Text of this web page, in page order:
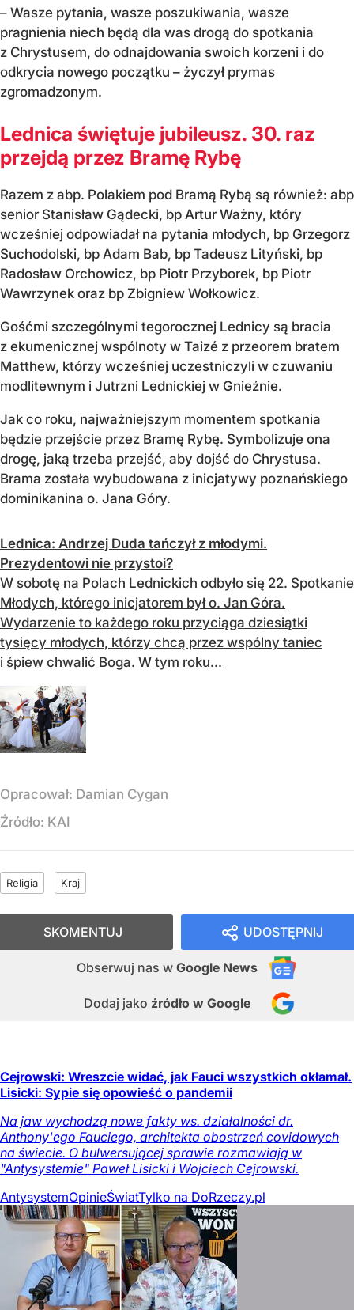
– Wasze pytania, wasze poszukiwania, wasze
pragnienia niech będą dla was drogą do spotkania
z Chrystusem, do odnajdowania swoich korzeni i do
odkrycia nowego początku – życzył prymas
zgromadzonym.
Lednica świętuje jubileusz. 30. raz
przejdą przez Bramę Rybę
Razem z abp. Polakiem pod Bramą Rybą są również: abp
senior Stanisław Gądecki, bp Artur Ważny, który
wcześniej odpowiadał na pytania młodych, bp Grzegorz
Suchodolski, bp Adam Bab, bp Tadeusz Lityński, bp
Radosław Orchowicz, bp Piotr Przyborek, bp Piotr
Wawrzynek oraz bp Zbigniew Wołkowicz.
Gośćmi szczególnymi tegorocznej Lednicy są bracia
z ekumenicznej wspólnoty w Taizé z przeorem bratem
Matthew, którzy wcześniej uczestniczyli w czuwaniu
modlitewnym i Jutrzni Lednickiej w Gnieźnie.
Jak co roku, najważniejszym momentem spotkania
będzie przejście przez Bramę Rybę. Symbolizuje ona
drogę, jaką trzeba przejść, aby dojść do Chrystusa.
Brama została wybudowana z inicjatywy poznańskiego
dominikanina o. Jana Góry.
Lednica: Andrzej Duda tańczył z młodymi.
Prezydentowi nie przystoi?
W sobotę na Polach Lednickich odbyło się 22. Spotkanie
Młodych, którego inicjatorem był o. Jan Góra.
Wydarzenie to każdego roku przyciąga dziesiątki
tysięcy młodych, którzy chcą przez wspólny taniec
i śpiew chwalić Boga. W tym roku...
Opracował: Damian Cygan
Źródło: KAI
Religia Kraj
UDOSTĘPNIJ
Obserwuj nas w Google News
Dodaj jako źródło w Google
SKOMENTUJ
Cejrowski: Wreszcie widać, jak Fauci wszystkich okłamał.
Lisicki: Sypie się opowieść o pandemii
Na jaw wychodzą nowe fakty ws. działalności dr.
Anthony'ego Fauciego, architekta obostrzeń covidowych
na świecie. O bulwersującej sprawie rozmawiają w
"Antysystemie" Paweł Lisicki i Wojciech Cejrowski.
AntysystemOpinieŚwiatTylko na DoRzeczy.pl